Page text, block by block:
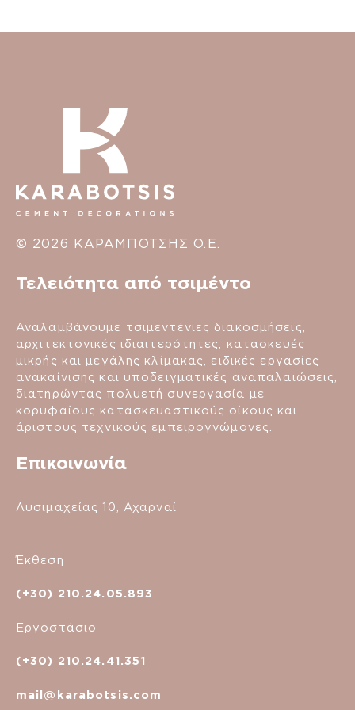
© 2026 ΚΑΡΑΜΠΟΤΣΗΣ Ο.Ε.
Τελειότητα από τσιμέντο
Αναλαμβάνουμε τσιμεντένιες διακοσμήσεις,
αρχιτεκτονικές ιδιαιτερότητες, κατασκευές
μικρής και μεγάλης κλίμακας, ειδικές εργασίες
ανακαίνισης και υποδειγματικές αναπαλαιώσεις,
διατηρώντας πολυετή συνεργασία με
κορυφαίους κατασκευαστικούς οίκους και
άριστους τεχνικούς εμπειρογνώμονες.
Επικοινωνία
Λυσιμαχείας 10, Αχαρναί
Έκθεση
(+30) 210.24.05.893
Εργοστάσιο
(+30) 210.24.41.351
mail@karabotsis.com